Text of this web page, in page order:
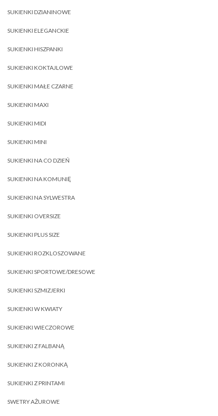
SUKIENKI DZIANINOWE
SUKIENKI ELEGANCKIE
SUKIENKI HISZPANKI
SUKIENKI KOKTAJLOWE
SUKIENKI MAŁE CZARNE
SUKIENKI MAXI
SUKIENKI MIDI
SUKIENKI MINI
SUKIENKI NA CO DZIEŃ
SUKIENKI NA KOMUNIĘ
SUKIENKI NA SYLWESTRA
SUKIENKI OVERSIZE
SUKIENKI PLUS SIZE
SUKIENKI ROZKLOSZOWANE
SUKIENKI SPORTOWE/DRESOWE
SUKIENKI SZMIZJERKI
SUKIENKI W KWIATY
SUKIENKI WIECZOROWE
SUKIENKI Z FALBANĄ
SUKIENKI Z KORONKĄ
SUKIENKI Z PRINTAMI
SWETRY AŻUROWE